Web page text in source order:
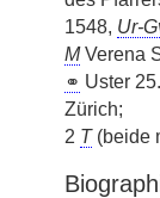
1548, Ur-
MVerena
⚭ Uster
Zürich;
2 T(beide